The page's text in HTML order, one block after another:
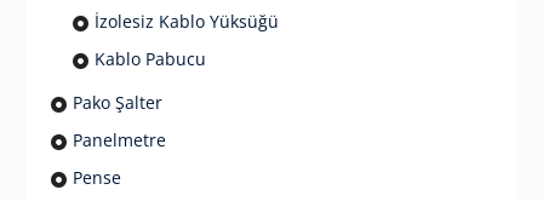
İzolesiz Kablo Yüksüğü
Kablo Pabucu
Pako Şalter
Panelmetre
Pense